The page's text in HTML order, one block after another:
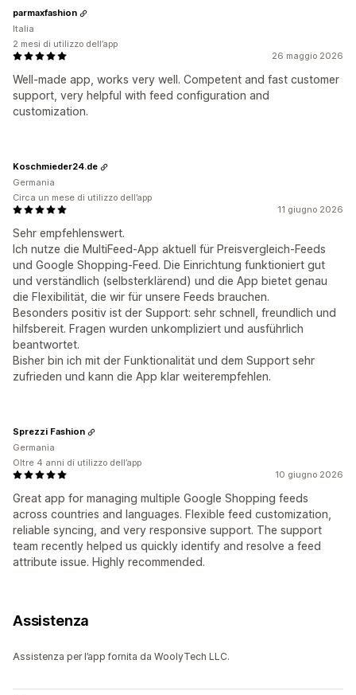
26 maggio 2026
Well-made app, works very well. Competent and fast customer
support, very helpful with feed configuration and
customization.
parmaxfashion
Italia
2 mesi di utilizzo dell’app
11 giugno 2026
Sehr empfehlenswert.
Ich nutze die MultiFeed-App aktuell für Preisvergleich-Feeds
und Google Shopping-Feed. Die Einrichtung funktioniert gut
und verständlich (selbsterklärend) und die App bietet genau
die Flexibilität, die wir für unsere Feeds brauchen.
Besonders positiv ist der Support: sehr schnell, freundlich und
hilfsbereit. Fragen wurden unkompliziert und ausführlich
beantwortet.
Bisher bin ich mit der Funktionalität und dem Support sehr
zufrieden und kann die App klar weiterempfehlen.
Koschmieder24.de
Germania
Circa un mese di utilizzo dell’app
10 giugno 2026
Great app for managing multiple Google Shopping feeds
across countries and languages. Flexible feed customization,
reliable syncing, and very responsive support. The support
team recently helped us quickly identify and resolve a feed
attribute issue. Highly recommended.
Sprezzi Fashion
Germania
Oltre 4 anni di utilizzo dell’app
Assistenza
Assistenza per l’app fornita da WoolyTech LLC.